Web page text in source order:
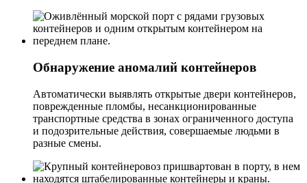
Обнаружение аномалий контейнеров
Автоматически выявлять открытые двери контейнеров,
поврежденные пломбы, несанкционированные
транспортные средства в зонах ограниченного доступа
и подозрительные действия, совершаемые людьми в
разные смены.